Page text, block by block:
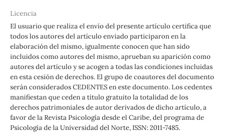
Licencia
El usuario que realiza el envío del presente artículo certifica que
todos los autores del artículo enviado participaron en la
elaboración del mismo, igualmente conocen que han sido
incluidos como autores del mismo, aprueban su aparición como
autores del artículo y se acogen a todas las condiciones incluidas
en esta cesión de derechos. El grupo de coautores del documento
serán considerados CEDENTES en este documento. Los cedentes
manifiestan que ceden a título gratuito la totalidad de los
derechos patrimoniales de autor derivados de dicho artículo, a
favor de la Revista Psicología desde el Caribe, del programa de
Psicología de la Universidad del Norte, ISSN: 2011-7485.